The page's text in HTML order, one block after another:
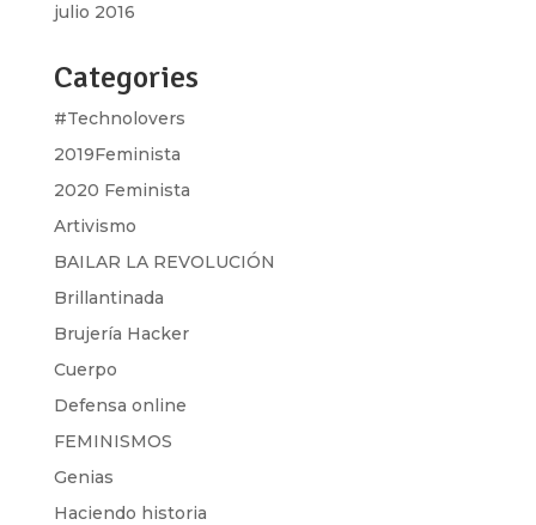
julio 2016
Categories
#Technolovers
2019Feminista
2020 Feminista
Artivismo
BAILAR LA REVOLUCIÓN
Brillantinada
Brujería Hacker
Cuerpo
Defensa online
FEMINISMOS
Genias
Haciendo historia